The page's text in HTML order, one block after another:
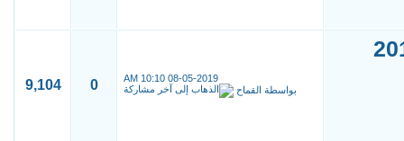
الطب بمراكش 2017
08-05-2019
10:10 AM
بواسطة القماح 0
9,104